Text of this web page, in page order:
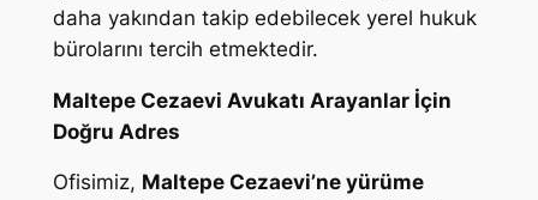
daha yakından takip edebilecek yerel hukuk
bürolarını tercih etmektedir.
Maltepe Cezaevi Avukatı Arayanlar İçin
Doğru Adres
Ofisimiz, Maltepe Cezaevi’ne yürüme